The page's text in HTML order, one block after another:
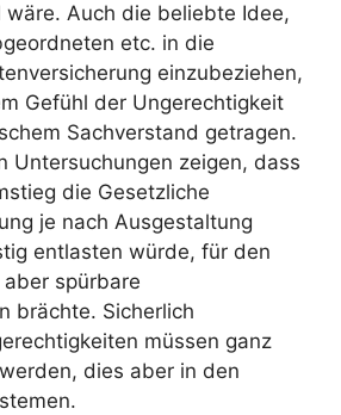
Auch die beliebte Idee,
etc. in die
einzubeziehen,
Gefühl der Ungerechtigkeit
Sachverstand getragen.
Untersuchungen zeigen, dass
die Gesetzliche
je nach Ausgestaltung
entlasten würde, für den
spürbare
brächte. Sicherlich
müssen ganz
dies aber in den